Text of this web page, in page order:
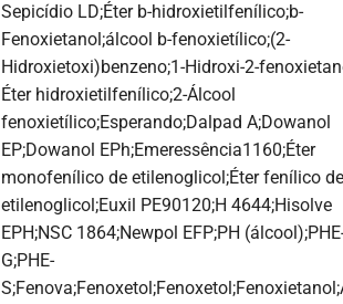
Sepicídio LD;Éter b-hidroxietilfenílico;b-
Fenoxietanol;álcool b-fenoxietílico;(2-
Hidroxietoxi)benzeno;1-Hidroxi-2-
Éter hidroxietilfenílico;2-Álcool
fenoxietílico;Esperando;Dalpad A;Dowanol
EP;Dowanol EPh;Emeressência1160;Éter
monofenílico de etilenoglicol;Éter fenílico de
etilenoglicol;Euxil PE90120;H 4644;Hisolve
EPH;NSC 1864;Newpol EFP;PH
G;PHE-